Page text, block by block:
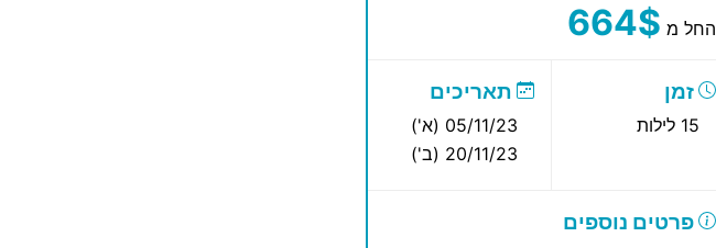
החל מ 664$
זמן
15 לילות
תאריכים
05/11/23 (א')
20/11/23 (ב')
פרטים נוספים